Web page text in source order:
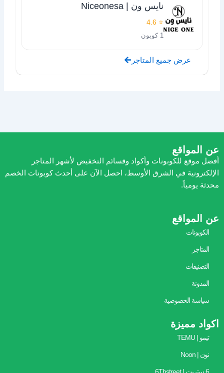
نايس ون | Niceonesa
⭐ 4.6
1 كوبون
عرض جميع المتاجر
عن المواقع
أفضل موقع للكوبونات وأكواد وقسائم التخفيض لأشهر المتاجر
الإلكترونية في الشرق الأوسط، احصل الآن على أحدث كوبونات الخصم
محدثة يومياً.
عن المواقع
الكوبونات
المتاجر
التصنيفات
المدونة
سياسة الخصوصية
اكواد مميزة
تيمو | TEMU
نون | Noon